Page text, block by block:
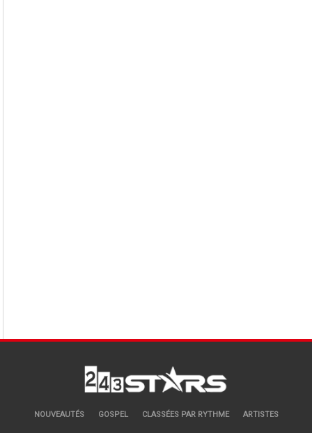
NOUVEAUTÉS GOSPEL CLASSÉES PAR RYTHME ARTISTES